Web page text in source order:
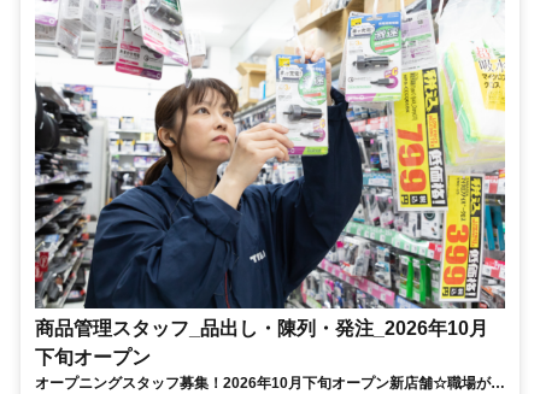
商品管理スタッフ_品出し・陳列・発注_2026年10月
下旬オープン
オープニングスタッフ募集！2026年10月下旬オープン新店舗☆職場が綺